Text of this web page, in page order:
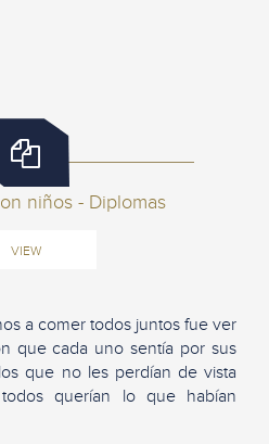
niños - Diplomas
VIEW
a comer todos juntos fue ver
que cada uno sentía por sus
que no les perdían de vista
querían lo que habían